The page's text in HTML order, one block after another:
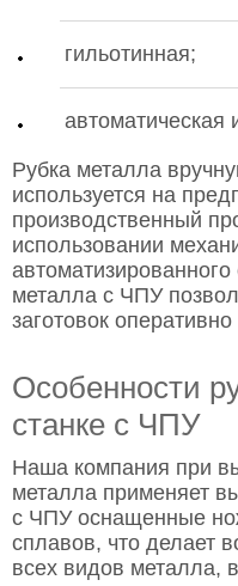
гильотинная;
автоматическая
Рубка металла
используется на
производственный
использовании
металла с ЧПУ
заготовок
Особенности
станке с ЧПУ
Наша компания при
металла применяет
с ЧПУ оснащенные
сплавов, что делает
всех видов металла,